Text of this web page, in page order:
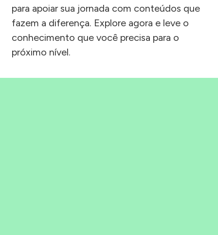
para apoiar sua jornada com conteúdos que
fazem a diferença. Explore agora e leve o
conhecimento que você precisa para o
próximo nível.